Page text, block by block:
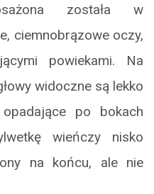
została w
ciemnobrązowe oczy,
powiekami. Na
widoczne są lekko
po bokach
wieńczy nisko
na końcu, ale nie